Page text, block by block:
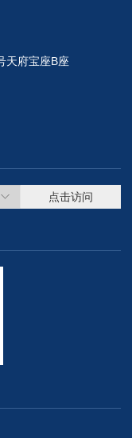
天府宝座B座
点击访问